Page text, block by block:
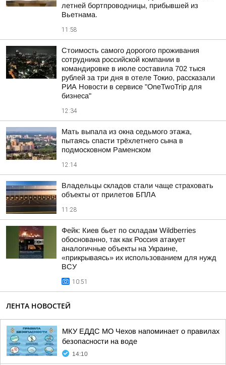
летней бортпроводницы, прибывшей из
Вьетнама.
11:58
Стоимость самого дорогого проживания
сотрудника российской компании в
командировке в июле составила 702 тыся
рублей за три дня в отеле Токио, рассказали
РИА Новости в сервисе "OneTwoTrip для
бизнеса"
12:34
Мать выпала из окна седьмого этажа,
пытаясь спасти трёхлетнего сына в
подмосковном Раменском
12:14
Владельцы складов стали чаще страховать
объекты от прилетов БПЛА
11:28
Фейк: Киев бьет по складам Wildberries
обоснованно, так как Россия атакует
аналогичные объекты на Украине,
«прикрываясь» их использованием для нужд
ВСУ
10:51
ЛЕНТА НОВОСТЕЙ
МКУ ЕДДС МО Чехов напоминает о правилах
безопасности на воде
14:10